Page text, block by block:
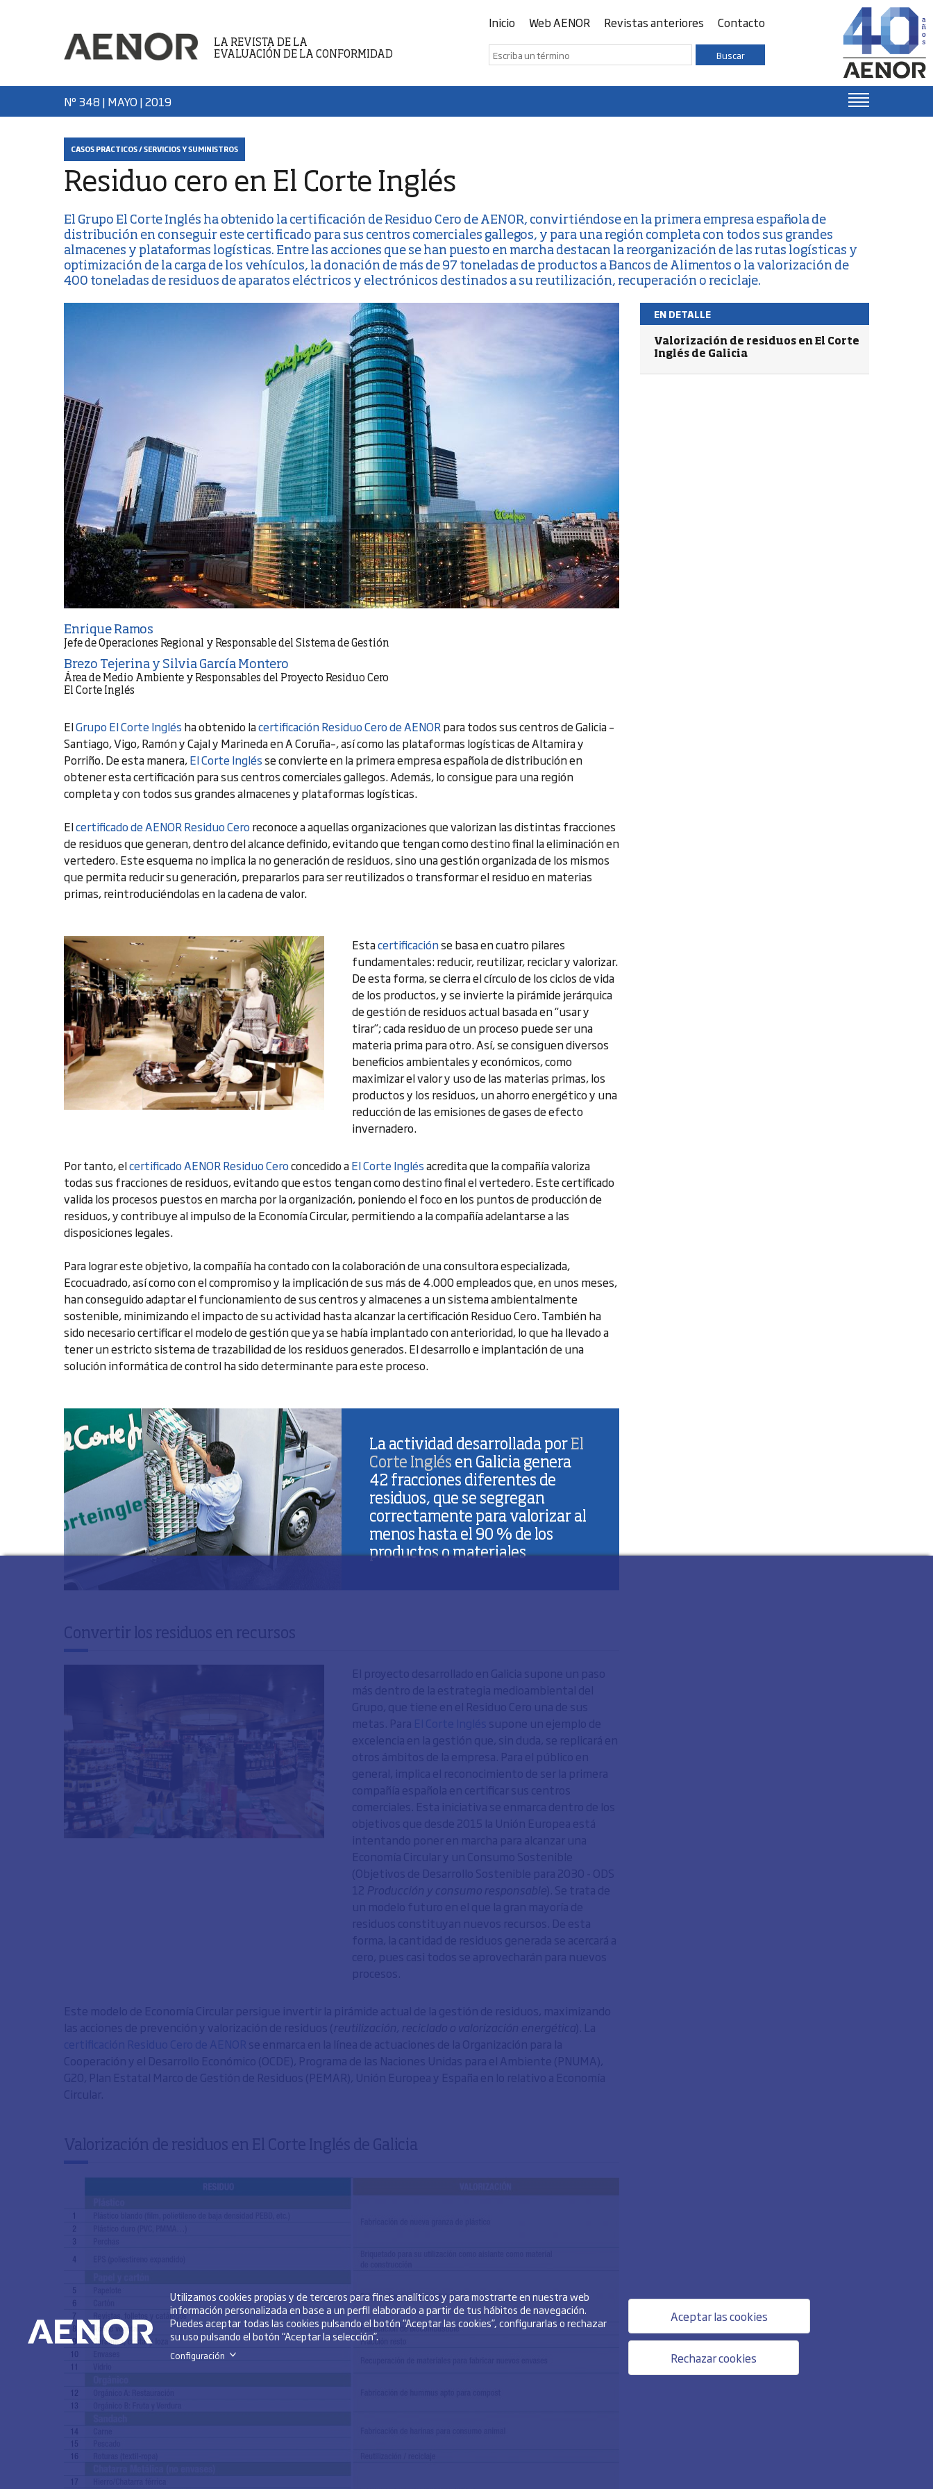
Utilizamos cookies propias y de terceros para fines analíticos y para mostrarte en nuestra web
información personalizada en base a un perfil elaborado a partir de tus hábitos de navegación.
Puedes aceptar todas las cookies pulsando el botón “Aceptar las cookies”, configurarlas o rechazar
su uso pulsando el botón “Aceptar la selección”.
Configuración >
Aceptar las cookies
Rechazar cookies
LA REVISTA DE LA
EVALUACIÓN DE LA CONFORMIDAD
Inicio Web AENOR Revistas anteriores Contacto
Buscar
Nº 348 | MAYO| 2019
CASOS PRÁCTICOS / SERVICIOS Y SUMINISTROS
Residuo cero en El Corte Inglés
El Grupo El Corte Inglés ha obtenido la certificación de Residuo Cero de AENOR, convirtiéndose en la primera empresa española de
distribución en conseguir este certificado para sus centros comerciales gallegos, y para una región completa con todos sus grandes
almacenes y plataformas logísticas. Entre las acciones que se han puesto en marcha destacan la reorganización de las rutas logísticas y
optimización de la carga de los vehículos, la donación de más de 97 toneladas de productos a Bancos de Alimentos o la valorización de
400 toneladas de residuos de aparatos eléctricos y electrónicos destinados a su reutilización, recuperación o reciclaje.
EN DETALLE
Valorización de residuos en El Corte
Inglés de Galicia
Enrique Ramos
Jefe de Operaciones Regional y Responsable del Sistema de Gestión
Brezo Tejerina y Silvia García Montero
Área de Medio Ambiente y Responsables del Proyecto Residuo Cero
El Corte Inglés
ElGrupo El Corte Inglés ha obtenido lacertificación Residuo Cero de AENORpara todos sus centros de Galicia –
Santiago, Vigo, Ramón y Cajal y Marineda en A Coruña–, así como las plataformas logísticas de Altamira y
Porriño. De esta manera,El Corte Inglésse convierte en la primera empresa española de distribución en
obtener esta certificación para sus centros comerciales gallegos. Además, lo consigue para una región
completa y con todos sus grandes almacenes y plataformas logísticas.
Elcertificado de AENOR Residuo Ceroreconoce a aquellas organizaciones que valorizan las distintas fracciones
de residuos que generan, dentro del alcance definido, evitando que tengan como destino final la eliminación en
vertedero. Este esquema no implica la no generación de residuos, sino una gestión organizada de los mismos
que permita reducir su generación, prepararlos para ser reutilizados o transformar el residuo en materias
primas, reintroduciéndolas en la cadena de valor.
Estacertificaciónse basa en cuatro pilares
fundamentales: reducir, reutilizar, reciclar y valorizar.
De esta forma, se cierra el círculo de los ciclos de vida
de los productos, y se invierte la pirámide jerárquica
de gestión de residuos actual basada en “usar y
tirar”; cada residuo de un proceso puede ser una
materia prima para otro. Así, se consiguen diversos
beneficios ambientales y económicos, como
maximizar el valor y uso de las materias primas, los
productos y los residuos, un ahorro energético y una
reducción de las emisiones de gases de efecto
invernadero.
Por tanto, elcertificado AENOR Residuo Ceroconcedido aEl Corte Inglésacredita que la compañía valoriza
todas sus fracciones de residuos, evitando que estos tengan como destino final el vertedero. Este certificado
valida los procesos puestos en marcha por la organización, poniendo el foco en los puntos de producción de
residuos, y contribuye al impulso de la Economía Circular, permitiendo a la compañía adelantarse a las
disposiciones legales.
Para lograr este objetivo, la compañía ha contado con la colaboración de una consultora especializada,
Ecocuadrado, así como con el compromiso y la implicación de sus más de 4.000 empleados que, en unos meses,
han conseguido adaptar el funcionamiento de sus centros y almacenes a un sistema ambientalmente
sostenible, minimizando el impacto de su actividad hasta alcanzar la certificación Residuo Cero. También ha
sido necesario certificar el modelo de gestión que ya se había implantado con anterioridad, lo que ha llevado a
tener un estricto sistema de trazabilidad de los residuos generados. El desarrollo e implantación de una
solución informática de control ha sido determinante para este proceso.
La actividad desarrollada porEl
Corte Inglés en Galicia genera
42 fracciones diferentes de
residuos, que se segregan
correctamente para valorizar al
menos hasta el 90 % de los
productos o materiales